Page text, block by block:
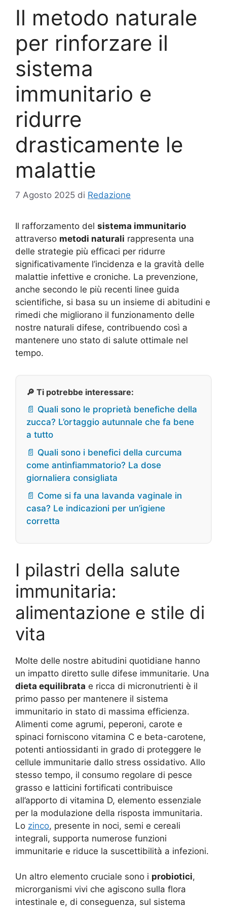
Il metodo naturale
per rinforzare il
sistema
immunitario e
ridurre
drasticamente le
malattie
7 Agosto 2025 di Redazione
Il rafforzamento del sistema immunitario
attraverso metodi naturali rappresenta una
delle strategie più efficaci per ridurre
significativamente l’incidenza e la gravità delle
malattie infettive e croniche. La prevenzione,
anche secondo le più recenti linee guida
scientifiche, si basa su un insieme di abitudini e
rimedi che migliorano il funzionamento delle
nostre naturali difese, contribuendo così a
mantenere uno stato di salute ottimale nel
tempo.
🔎 Ti potrebbe interessare:
📄 Quali sono le proprietà benefiche della
zucca? L’ortaggio autunnale che fa bene
a tutto
📄 Quali sono i benefici della curcuma
come antinfiammatorio? La dose
giornaliera consigliata
📄 Come si fa una lavanda vaginale in
casa? Le indicazioni per un’igiene
corretta
I pilastri della salute
immunitaria:
alimentazione e stile di
vita
Molte delle nostre abitudini quotidiane hanno
un impatto diretto sulle difese immunitarie. Una
dieta equilibrata e ricca di micronutrienti è il
primo passo per mantenere il sistema
immunitario in stato di massima efficienza.
Alimenti come agrumi, peperoni, carote e
spinaci forniscono vitamina C e beta-carotene,
potenti antiossidanti in grado di proteggere le
cellule immunitarie dallo stress ossidativo. Allo
stesso tempo, il consumo regolare di pesce
grasso e latticini fortificati contribuisce
all’apporto di vitamina D, elemento essenziale
per la modulazione della risposta immunitaria.
Lo zinco, presente in noci, semi e cereali
integrali, supporta numerose funzioni
immunitarie e riduce la suscettibilità a infezioni.
Un altro elemento cruciale sono i probiotici,
microrganismi vivi che agiscono sulla flora
intestinale e, di conseguenza, sul sistema